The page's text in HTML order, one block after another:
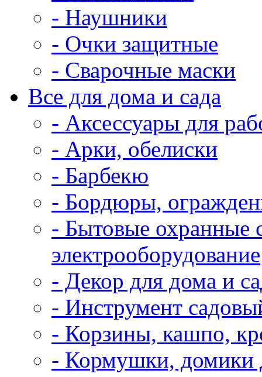
- Наушники
- Очки защитные
- Сварочные маски
Все для дома и сада
- Аксессуары для
- Арки, обелиски
- Барбекю
- Бордюры,
- Бытовые охранные
электрооборудование
- Декор для дома и
- Инструмент
- Корзины, кашпо,
- Кормушки, домики